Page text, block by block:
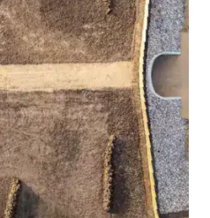
infraestructura
de diseño, construcción y
infraestructura más